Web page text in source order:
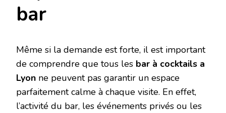
bar
Même si la demande est forte, il est important
de comprendre que tous les bar à cocktails a
Lyon ne peuvent pas garantir un espace
parfaitement calme à chaque visite. En effet,
l’activité du bar, les événements privés ou les